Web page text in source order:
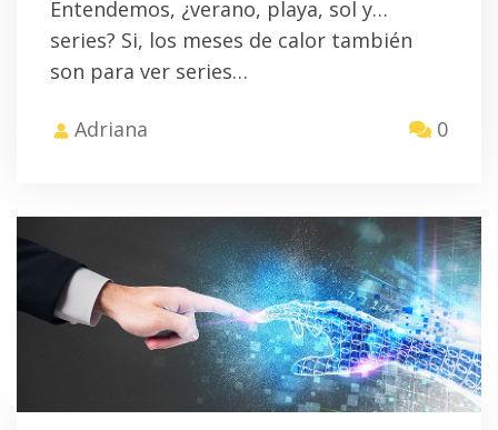
Entendemos, ¿verano, playa, sol y…
series? Si, los meses de calor también
son para ver series…
Adriana 0